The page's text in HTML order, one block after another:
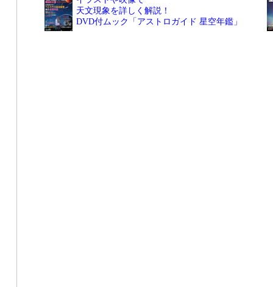
天文現象を詳しく解説！
DVD付ムック「アストロガイド 星空年鑑」